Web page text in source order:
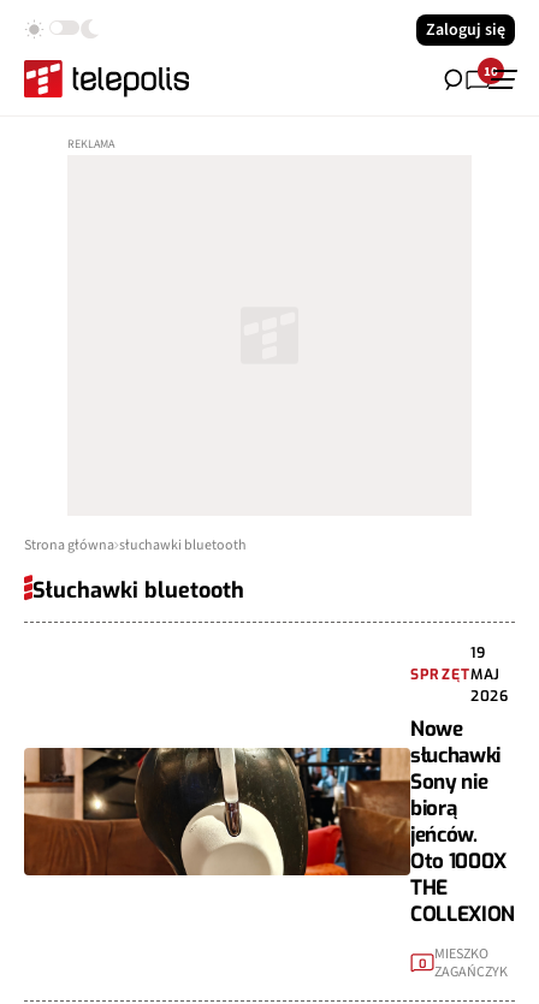
Zaloguj się
10
Strona główna słuchawki bluetooth
Słuchawki bluetooth
SPRZĘT
19
MAJ
2026
Nowe
słuchawki
Sony nie
biorą
jeńców.
Oto 1000X
THE
COLLEXION
0
MIESZKO
ZAGAŃCZYK